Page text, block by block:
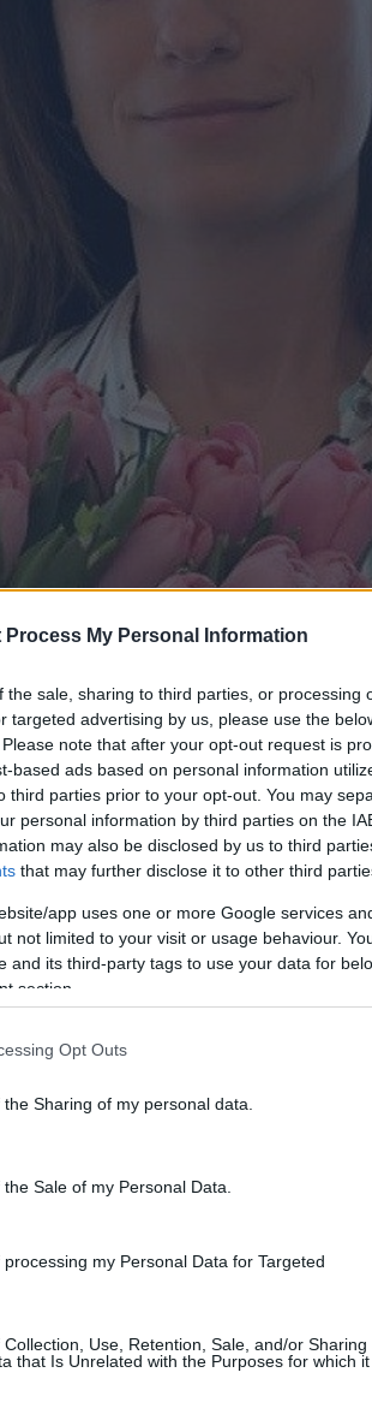
Process My Personal Information
the sale, sharing to third parties, or processing
targeted advertising by us, please use the
note that after your opt-out request is
based ads based on personal information
third parties prior to your opt-out. You may
personal information by third parties on the
may also be disclosed by us to third
that may further disclose it to other third
app uses one or more Google services
not limited to your visit or usage behaviour.
and its third-party tags to use your data for
section.
Opt Outs
Sharing of my personal data.
Sale of my Personal Data.
my Personal Data for Targeted
Use, Retention, Sale, and/or Sharing
that Is Unrelated with the Purposes for which it
nőknek – de van itt
2perc
nőnap alkalmas lehet arra is,
(választottak – így írja)